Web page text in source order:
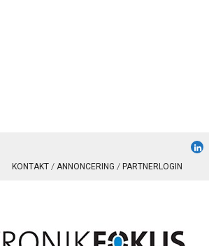
KONTAKT ANNONCERING PARTNERLOGIN